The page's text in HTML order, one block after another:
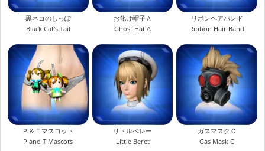
黒ネコのしっぽ
Black Cat's Tail
お化け帽子Ａ
Ghost Hat A
リボンヘアバンド
Ribbon Hair Band
Ｐ＆Ｔマスコット
P and T Mascots
リトルベレー
Little Beret
ガスマスクＣ
Gas Mask C